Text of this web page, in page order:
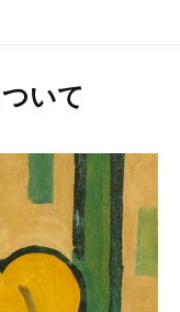
いて